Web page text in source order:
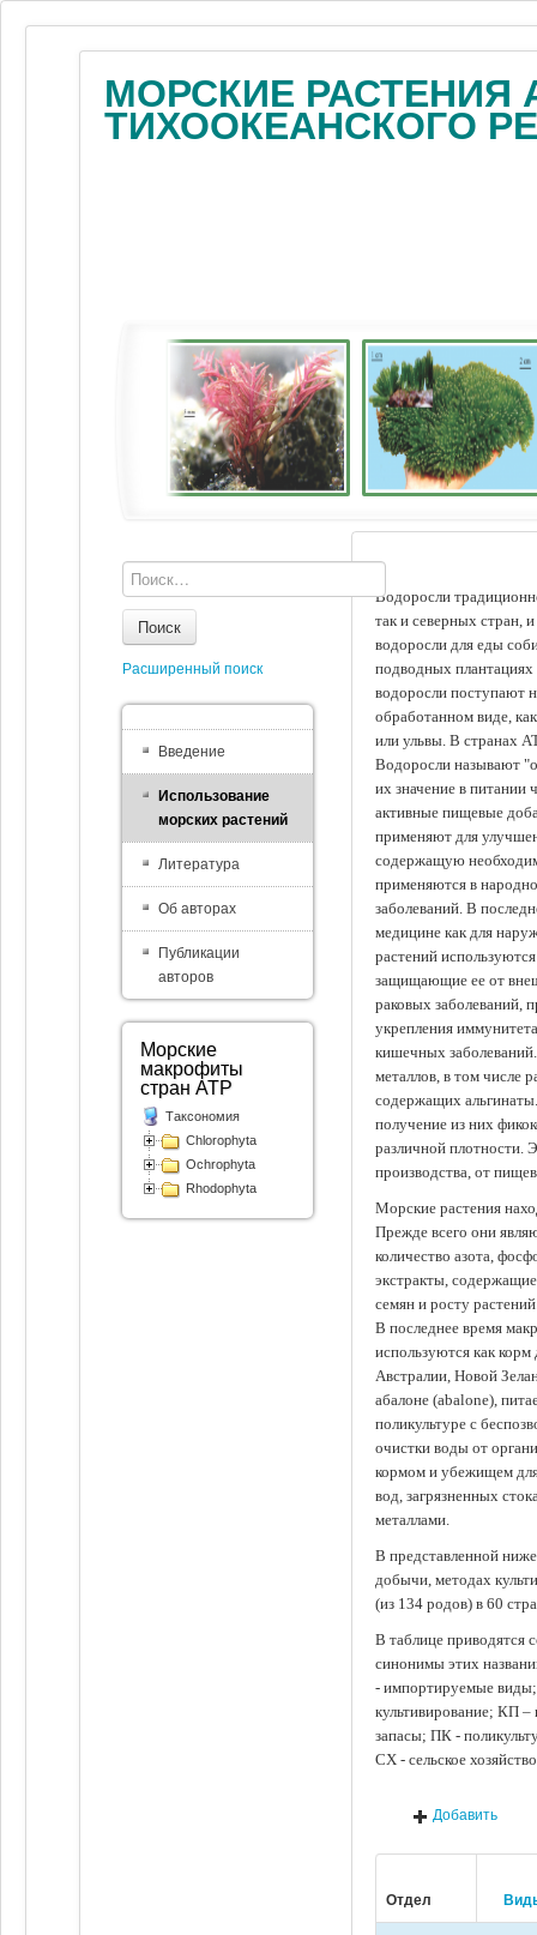
МОРСКИЕ РАСТЕНИЯ
ТИХООКЕАНСКОГО
Водоросли
так и северных стран,
водоросли для еды
подводных
водоросли поступают
обработанном виде,
или ульвы. В странах
Водоросли называют
их значение в питании
активные пищевые
применяют для
содержащую
применяются в
заболеваний. В
медицине как для
растений
защищающие ее от
раковых заболеваний,
укрепления
кишечных
металлов, в том числе
содержащих
получение из них
различной плотности.
производства, от
Морские растения
Прежде всего они
количество азота,
экстракты,
семян и росту
В последнее время
используются как
Австралии, Новой
абалоне (abalone),
поликультуре с
очистки воды от
кормом и убежищем
вод, загрязненных
металлами.
В представленной
добычи, методах
(из 134 родов) в 60
В таблице приводятся
синонимы этих
- импортируемые
культивирование; КП
запасы; ПК -
СХ - сельское
Добавить
Отдел
Поиск
Расширенный поиск
Введение
Использование
морских растений
Литература
Об авторах
Публикации
авторов
Морские
макрофиты
стран АТР
Таксономия
Chlorophyta
Ochrophyta
Rhodophyta